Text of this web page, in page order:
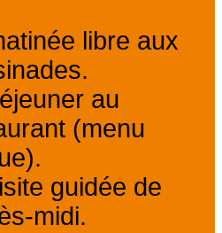
libre aux
au
(menu
guidée de
midi.